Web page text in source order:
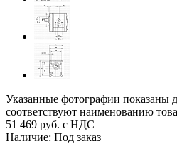
Указанные фотографии показаны
соответствуют наименованию
51 469 руб. с НДС
Наличие: Под заказ